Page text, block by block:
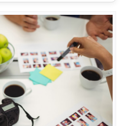
Quân sự - Quốc phòng
Vũ khí
Việt Nam
Phân tích